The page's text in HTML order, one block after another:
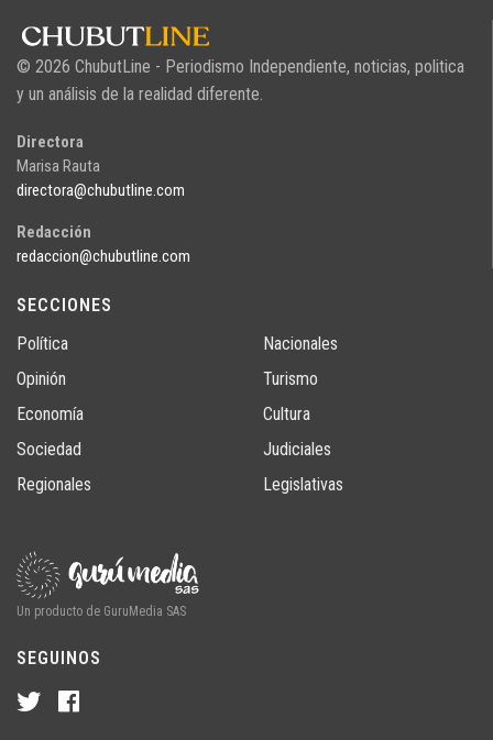
© 2026 ChubutLine - Periodismo Independiente, noticias, politica
y un análisis de la realidad diferente.
Directora
Marisa Rauta
directora@chubutline.com
Redacción
redaccion@chubutline.com
SECCIONES
Política
Opinión
Economía
Sociedad
Regionales
Nacionales
Turismo
Cultura
Judiciales
Legislativas
Un producto de GuruMedia SAS
SEGUINOS